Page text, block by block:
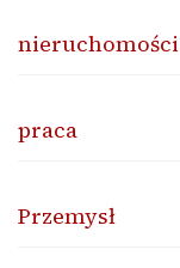
nieruchomości
praca
Przemysł